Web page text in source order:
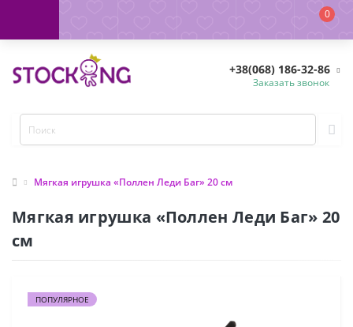
0
+38(068) 186-32-86
Заказать звонок
Мягкая игрушка «Поллен Леди Баг» 20 см
Мягкая игрушка «Поллен Леди Баг» 20
см
ПОПУЛЯРНОЕ